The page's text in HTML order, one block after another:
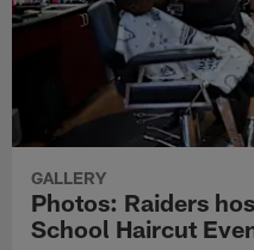
GALLERY
Photos: Raiders
School Haircut